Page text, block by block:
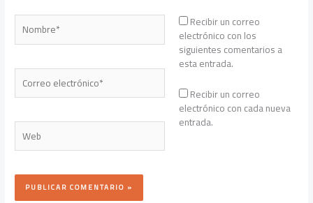
Nombre*
Correo
electrónico*
Web
Recibir un correo
electrónico con los
siguientes comentarios a
esta entrada.
Recibir un correo
electrónico con cada nueva
entrada.